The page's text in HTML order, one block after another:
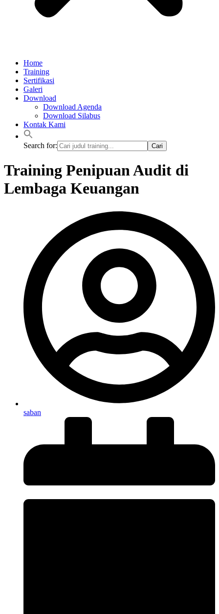
Home
Training
Sertifikasi
Galeri
Download
Download Agenda
Download Silabus
Kontak Kami
Search for:
Training Penipuan Audit di
Lembaga Keuangan
saban